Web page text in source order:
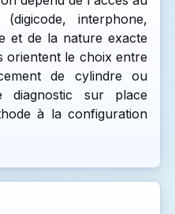
interphone,
et de la nature exacte
orientent le choix entre
de cylindre ou
diagnostic sur place
à la configuration